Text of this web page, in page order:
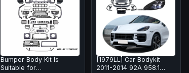
Bumper Body Kit Is
Suitable for
[1979LL] Car Bodykit
2011-2014 92A 958.1